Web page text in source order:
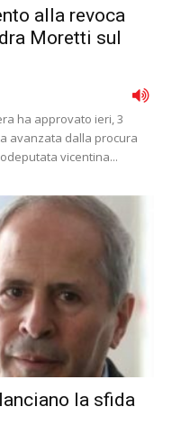
alla revoca
Moretti sul
ha approvato ieri, 3
avanzata dalla procura
vicentina...
la sfida